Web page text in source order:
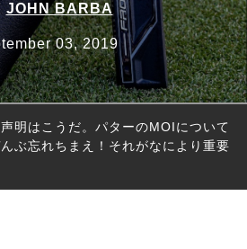
JOHN BARBA
03, 2019
明はこうだ。パターのMOIについて
ぶ忘れちまえ！それがなにより重要
ス
ェアウェイウッド